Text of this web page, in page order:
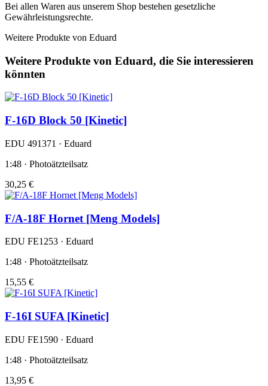
Bei allen Waren aus unserem Shop bestehen gesetzliche
Gewährleistungsrechte.
Weitere Produkte von Eduard
Weitere Produkte von Eduard, die Sie interessieren
könnten
F-16D Block 50 [Kinetic]
EDU 491371 · Eduard
1:48 · Photoätzteilsatz
30,25 €
F/A-18F Hornet [Meng Models]
EDU FE1253 · Eduard
1:48 · Photoätzteilsatz
15,55 €
F-16I SUFA [Kinetic]
EDU FE1590 · Eduard
1:48 · Photoätzteilsatz
13,95 €